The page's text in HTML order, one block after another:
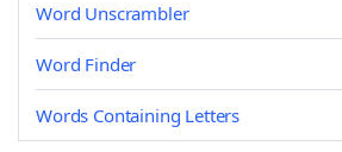
Word Unscrambler
Word Finder
Words Containing Letters